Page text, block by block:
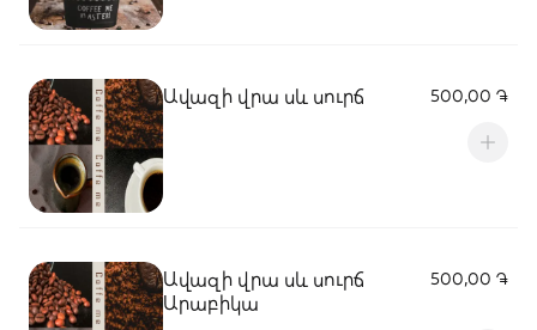
Ավազի վրա սև սուրճ 500,00 ֏
Ավազի վրա սև սուրճ
Արաբիկա
500,00 ֏